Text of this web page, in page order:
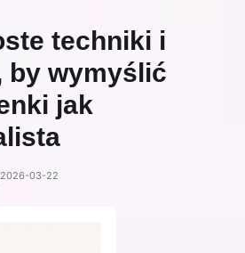
techniki i
by wymyślić
jak
2026-03-22